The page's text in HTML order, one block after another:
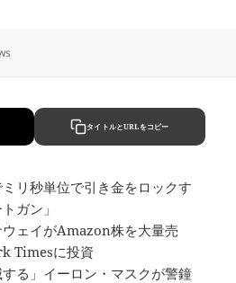
タイトルとURLをコピー
リ秒単位で引き金をロックす
ガン」
ェイがAmazon株を大量売
Timesに投資
する」イーロン・マスクが警鐘